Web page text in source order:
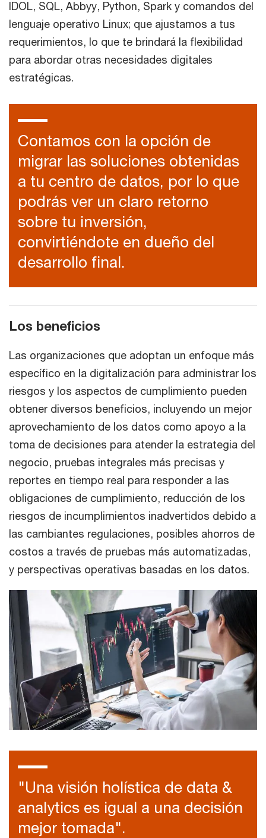
IDOL, SQL, Abbyy, Python, Spark y comandos del
lenguaje operativo Linux; que ajustamos a tus
requerimientos, lo que te brindará la flexibilidad
para abordar otras necesidades digitales
estratégicas.
Contamos con la opción de
migrar las soluciones obtenidas
a tu centro de datos, por lo que
podrás ver un claro retorno
sobre tu inversión,
convirtiéndote en dueño del
desarrollo final.
Los beneficios
Las organizaciones que adoptan un enfoque más
específico en la digitalización para administrar los
riesgos y los aspectos de cumplimiento pueden
obtener diversos beneficios, incluyendo un mejor
aprovechamiento de los datos como apoyo a la
toma de decisiones para atender la estrategia del
negocio, pruebas integrales más precisas y
reportes en tiempo real para responder a las
obligaciones de cumplimiento, reducción de los
riesgos de incumplimientos inadvertidos debido a
las cambiantes regulaciones, posibles ahorros de
costos a través de pruebas más automatizadas,
y perspectivas operativas basadas en los datos.
"Una visión holística de data &
analytics es igual a una decisión
mejor tomada".